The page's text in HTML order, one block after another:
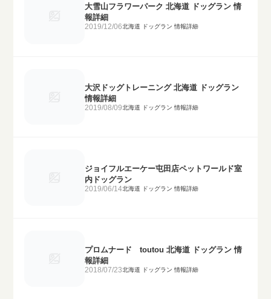
大雪山フラワーパーク 北海道 ドッグラン 情
報詳細
2019/12/06北海道 ドッグラン 情報詳細
大沢ドッグトレーニング 北海道 ドッグラン
情報詳細
2019/08/09北海道 ドッグラン 情報詳細
ジョイフルエーケー屯田店ペットワールド室
内ドッグラン
2019/06/14北海道 ドッグラン 情報詳細
プロムナード toutou 北海道 ドッグラン 情
報詳細
2018/07/23北海道 ドッグラン 情報詳細